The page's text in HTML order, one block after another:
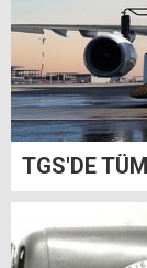
TGS'DE